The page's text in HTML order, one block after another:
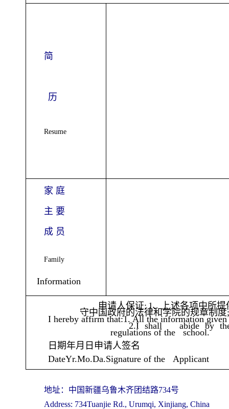
简
历
Resume
家 庭
主 要
成 员
Family
Information
申请人保证: 1、上述各项中所
守中国政府的法律和学院的规章制度;
I hereby affirm that:1. All the information
2.I shall abide by the
regulations of the school.
日期年月日申请人签名
DateYr.Mo.Da.Signature of the Applicant
地址：中国新疆乌鲁木齐团结路734号
Address: 734Tuanjie Rd., Urumqi, Xinjiang, China